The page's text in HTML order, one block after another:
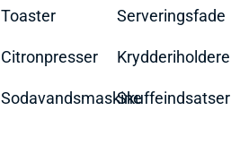
Toaster
Citronpresser
Sodavandsmaskine
Serveringsfade
Krydderiholdere
Skuffeindsatser